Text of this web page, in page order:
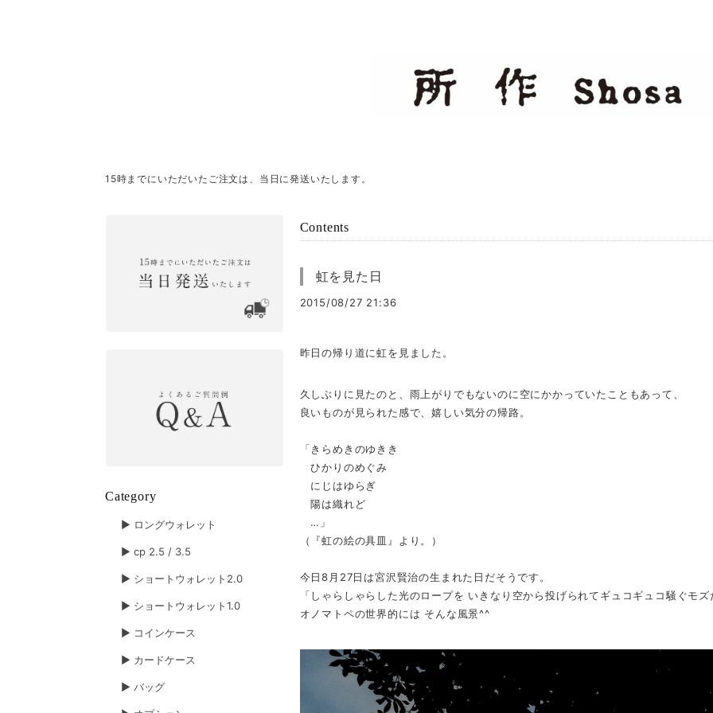
15時までにいただいたご注文は、当日に発送いたします。
Category
▶︎ ロングウォレット
▶︎ cp 2.5 / 3.5
▶︎ ショートウォレット2.0
▶︎ ショートウォレット1.0
▶︎ コインケース
▶︎ カードケース
▶︎ バッグ
Contents
虹を見た日
2015/08/27 21:36
昨日の帰り道に虹を見ました。
久しぶりに見たのと、雨上がりでもないのに空にかかっていたこともあって、
良いものが見られた感で、嬉しい気分の帰路。
「きらめきのゆきき
ひかりのめぐみ
にじはゆらぎ
陽は織れど
…」
（『虹の絵の具皿』より。）
今日8月27日は宮沢賢治の生まれた日だそうです。
「しゃらしゃらした光のロープを いきなり空から投げられてギュコギュコ騒ぐモズ
オノマトペの世界的には そんな風景^^